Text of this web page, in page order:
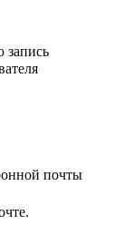
запись
почты